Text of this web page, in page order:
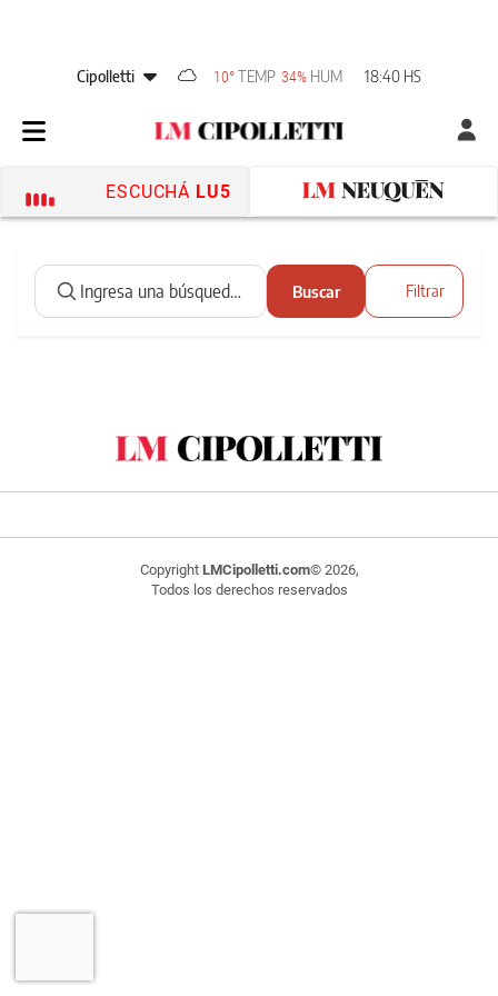
Cipolletti 10° TEMP 34% HUM 18:40 HS
ESCUCHÁ LU5
Buscar Filtrar
Copyright LMCipolletti.com© 2026,
Todos los derechos reservados